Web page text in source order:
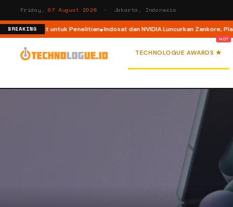
Friday,07 August 2026 · Jakarta, Indonesia
BREAKINGuntuk Penelitian Indosat dan NVIDIA Luncurkan Zankore,
TECHNOLOGUE AWARDS ★